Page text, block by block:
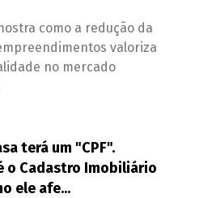
como a redução da
valoriza
no mercado
terá um "CPF".
o Cadastro Imobiliário
ele afe...